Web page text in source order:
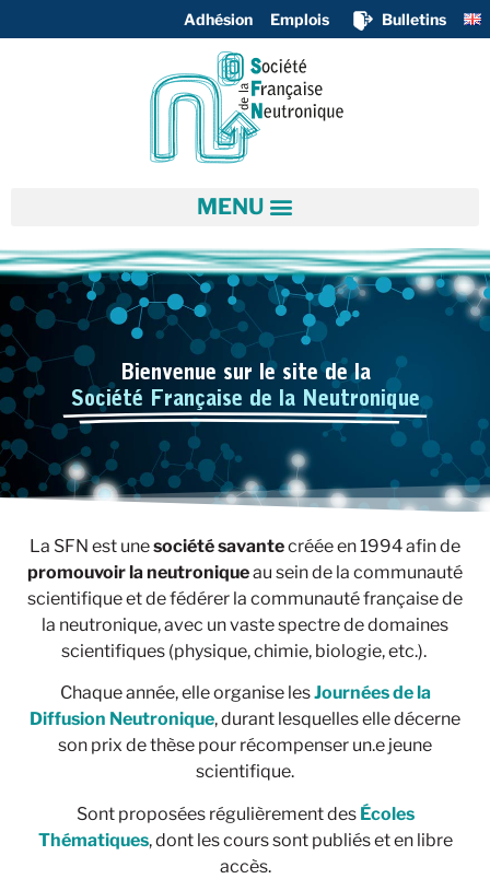
Adhésion Emplois Bulletins
Bienvenue sur le site de la
Société Française de la Neutronique
La SFN est unesociété savantecréée en 1994 afin de
promouvoir la neutroniqueau sein de la communauté
scientifique et de fédérer la communauté française de
la neutronique, avec un vaste spectre de domaines
scientifiques (physique, chimie, biologie, etc.).
Chaque année, elle organise lesJournées de la
Diffusion Neutronique, durant lesquelles elle décerne
son prix de thèse pour récompenser un.e jeune
scientifique.
Sont proposées régulièrement des Écoles
Thématiques, dont les cours sont publiés et en libre
accès.